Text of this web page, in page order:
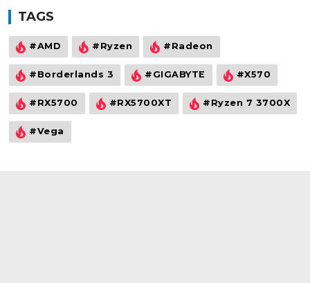
TAGS
#AMD #Ryzen #Radeon
#Borderlands 3 #GIGABYTE #X570
#RX5700 #RX5700XT #Ryzen 7 3700X
#Vega